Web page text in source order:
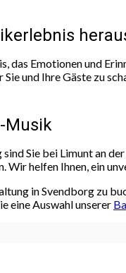
das Emotionen und
und Ihre Gäste zu
Musik
Sie bei Limunt an
Wir helfen Ihnen, ein
in Svendborg zu
eine Auswahl unserer